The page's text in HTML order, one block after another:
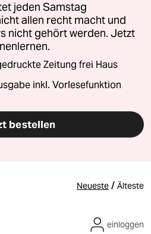
jeden Samstag
allen recht macht und
nicht gehört werden. Jetzt
Zeitung frei Haus
inkl. Vorlesefunktion
bestellen
Neueste / Älteste
einloggen